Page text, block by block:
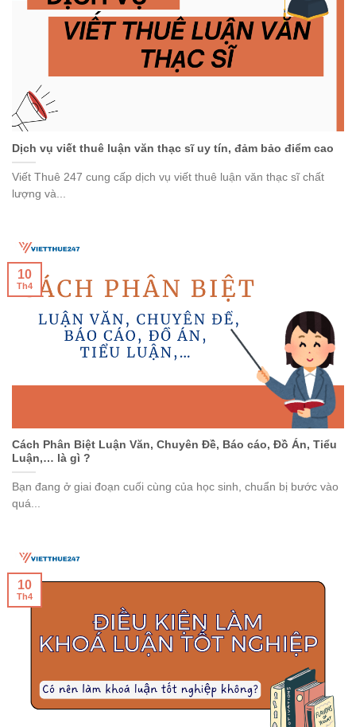
Dịch vụ viết thuê luận văn thạc sĩ uy tín, đảm bảo điểm cao
Viết Thuê 247 cung cấp dịch vụ viết thuê luận văn thạc sĩ chất
lượng và...
Cách Phân Biệt Luận Văn, Chuyên Đề, Báo cáo, Đồ Án, Tiểu
Luận,… là gì ?
Bạn đang ở giai đoạn cuối cùng của học sinh, chuẩn bị bước vào
quá...
10
Th4
10
Th4